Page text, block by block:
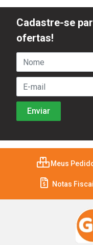
Cadastre-se
ofertas!
Meus
Notas